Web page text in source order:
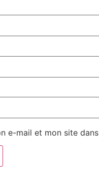
e-mail et mon site